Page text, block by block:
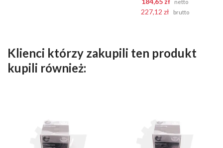
netto
227,12 zł brutto
Klienci którzy zakupili ten produkt
kupili również: